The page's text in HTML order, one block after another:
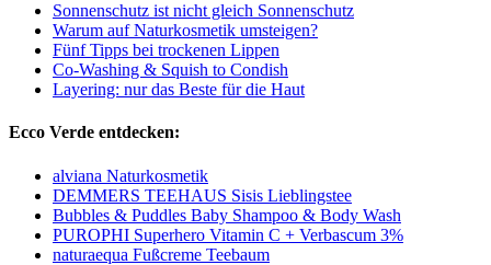
Sonnenschutz ist nicht gleich Sonnenschutz
Warum auf Naturkosmetik umsteigen?
Fünf Tipps bei trockenen Lippen
Co-Washing & Squish to Condish
Layering: nur das Beste für die Haut
Ecco Verde entdecken:
alviana Naturkosmetik
DEMMERS TEEHAUS Sisis Lieblingstee
Bubbles & Puddles Baby Shampoo & Body Wash
PUROPHI Superhero Vitamin C + Verbascum 3%
naturaequa Fußcreme Teebaum